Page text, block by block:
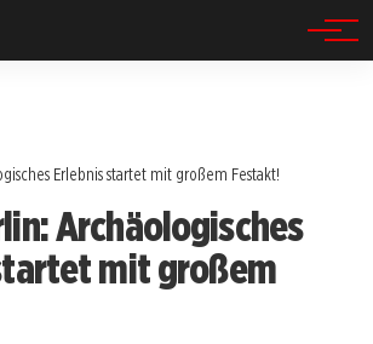
Erlebnis startet mit großem Festakt!
Archäologisches
mit großem